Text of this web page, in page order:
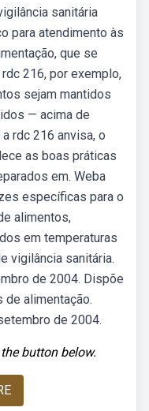
sanitária
para atendimento às
que se
216, por exemplo,
sejam mantidos
— acima de
rdc 216 anvisa, o
as boas práticas
em. Weba
específicas para o
alimentos,
em temperaturas
vigilância sanitária.
de 2004. Dispõe
de alimentação.
de 2004.
button below.